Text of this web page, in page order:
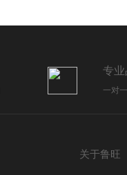
专
一对
关于鲁旺